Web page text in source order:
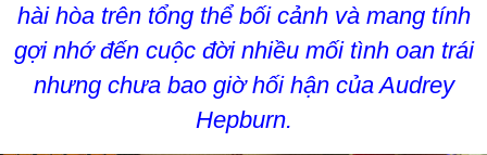
hài hòa trên tổng thể bối cảnh và mang tính
gợi nhớ đến cuộc đời nhiều mối tình oan trái
nhưng chưa bao giờ hối hận của Audrey
Hepburn.